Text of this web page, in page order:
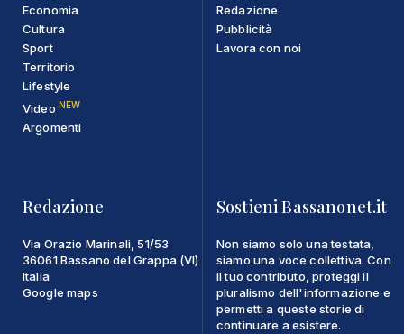
Economia
Cultura
Sport
Territorio
Lifestyle
Video NEW
Argomenti
Redazione
Pubblicità
Lavora con noi
Redazione
Via Orazio Marinali, 51/53
36061 Bassano del Grappa (VI)
Italia
Google maps
Sostieni Bassanonet.it
Non siamo solo una testata,
siamo una voce collettiva. Con
il tuo contributo, proteggi il
pluralismo dell'informazione e
permetti a queste storie di
continuare a esistere.